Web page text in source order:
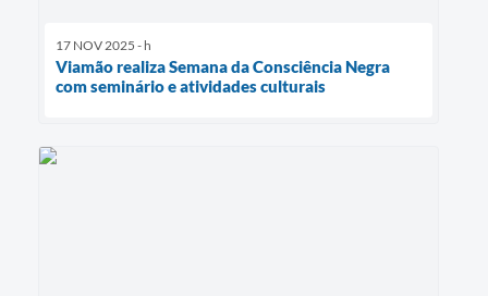
17 NOV 2025 - h
Viamão realiza Semana da Consciência Negra
com seminário e atividades culturais